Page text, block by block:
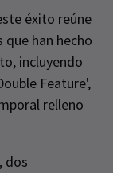
éxito reúne
han hecho
incluyendo
Feature',
relleno
dos